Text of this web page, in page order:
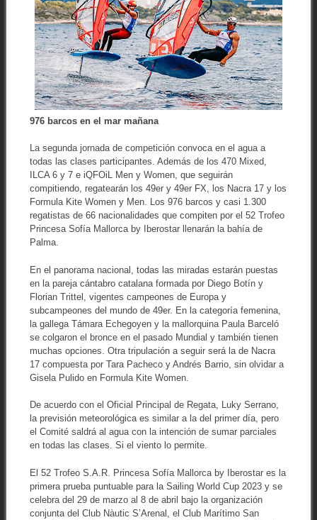
976 barcos en el mar mañana
La segunda jornada de competición convoca en el agua a
todas las clases participantes. Además de los 470 Mixed,
ILCA 6 y 7 e iQFOiL Men y Women, que seguirán
compitiendo, regatearán los 49er y 49er FX, los Nacra 17 y los
Formula Kite Women y Men. Los 976 barcos y casi 1.300
regatistas de 66 nacionalidades que compiten por el 52 Trofeo
Princesa Sofía Mallorca by Iberostar llenarán la bahía de
Palma.
En el panorama nacional, todas las miradas estarán puestas
en la pareja cántabro catalana formada por Diego Botín y
Florian Trittel, vigentes campeones de Europa y
subcampeones del mundo de 49er. En la categoría femenina,
la gallega Támara Echegoyen y la mallorquina Paula Barceló
se colgaron el bronce en el pasado Mundial y también tienen
muchas opciones. Otra tripulación a seguir será la de Nacra
17 compuesta por Tara Pacheco y Andrés Barrio, sin olvidar a
Gisela Pulido en Formula Kite Women.
De acuerdo con el Oficial Principal de Regata, Luky Serrano,
la previsión meteorológica es similar a la del primer día, pero
el Comité saldrá al agua con la intención de sumar parciales
en todas las clases. Si el viento lo permite.
El 52 Trofeo S.A.R. Princesa Sofía Mallorca by Iberostar es la
primera prueba puntuable para la Sailing World Cup 2023 y se
celebra del 29 de marzo al 8 de abril bajo la organización
conjunta del Club Nàutic S’Arenal, el Club Marítimo San